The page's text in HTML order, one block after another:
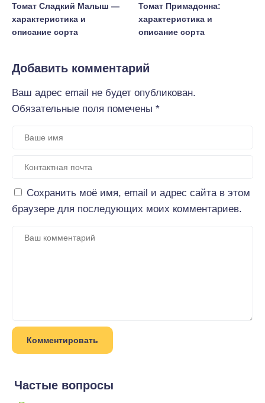
Томат Сладкий Малыш —
характеристика и
описание сорта
Томат Примадонна:
характеристика и
описание сорта
Добавить комментарий
Ваш адрес email не будет опубликован.
Обязательные поля помечены *
Сохранить моё имя, email и адрес сайта в этом
браузере для последующих моих комментариев.
Частые вопросы